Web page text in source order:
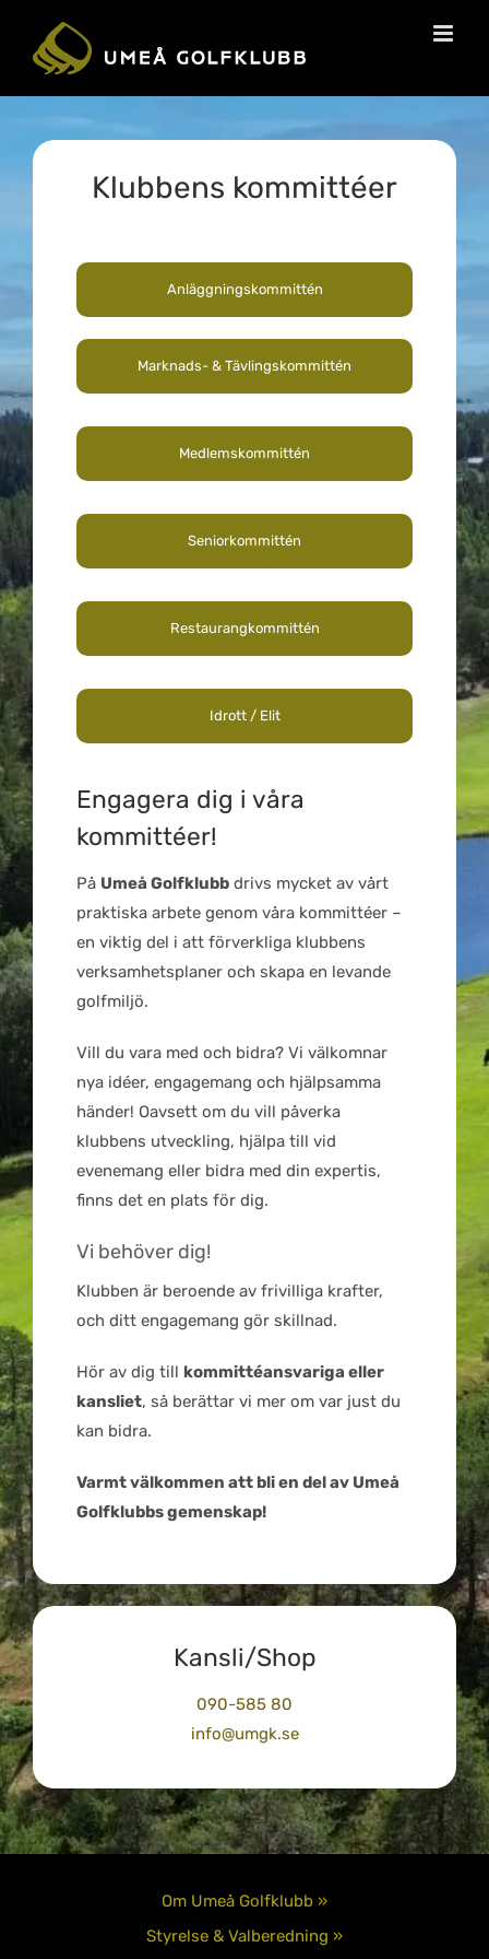
Klubbens kommittéer
Anläggningskommittén
Marknads- & Tävlingskommittén
Medlemskommittén
Seniorkommittén
Restaurangkommittén
Idrott / Elit
Engagera dig i våra
kommittéer!
På Umeå Golfklubb drivs mycket av vårt
praktiska arbete genom våra kommittéer –
en viktig del i att förverkliga klubbens
verksamhetsplaner och skapa en levande
golfmiljö.
Vill du vara med och bidra? Vi välkomnar
nya idéer, engagemang och hjälpsamma
händer! Oavsett om du vill påverka
klubbens utveckling, hjälpa till vid
evenemang eller bidra med din expertis,
finns det en plats för dig.
Vi behöver dig!
Klubben är beroende av frivilliga krafter,
och ditt engagemang gör skillnad.
Hör av dig till kommittéansvariga eller
kansliet, så berättar vi mer om var just du
kan bidra.
Varmt välkommen att bli en del av Umeå
Golfklubbs gemenskap!
Kansli/Shop
090-585 80
info@umgk.se
Om Umeå Golfklubb »
Styrelse & Valberedning »